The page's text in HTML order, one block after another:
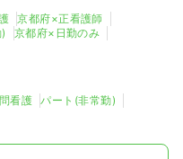
京都府×正看護師
京都府×日勤のみ
看護
パート(非常勤)